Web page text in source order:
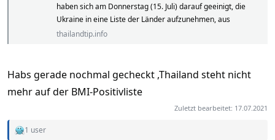
haben sich am Donnerstag (15. Juli) darauf geeinigt, die
Ukraine in eine Liste der Länder aufzunehmen, aus
thailandtip.info
Habs gerade nochmal gecheckt ,Thailand steht nicht
mehr auf der BMI-Positivliste
Zuletzt bearbeitet: 17.07.2021
R
1 user